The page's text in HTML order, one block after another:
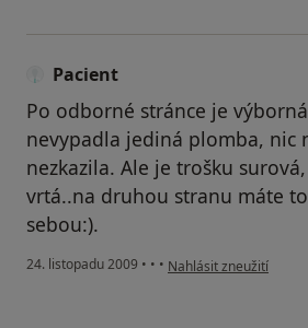
Pacient
Po odborné stránce je
nevypadla jediná plomba, nic
nezkazila. Ale je trošku
vrtá..na druhou stranu máte
sebou:).
24. listopadu 2009 • • • podle názoru uživatele
Nahlásit zneužití